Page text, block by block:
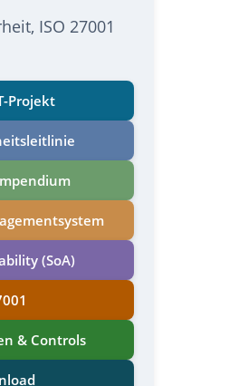
ISO 27001
Projekt
(SoA)
& Controls